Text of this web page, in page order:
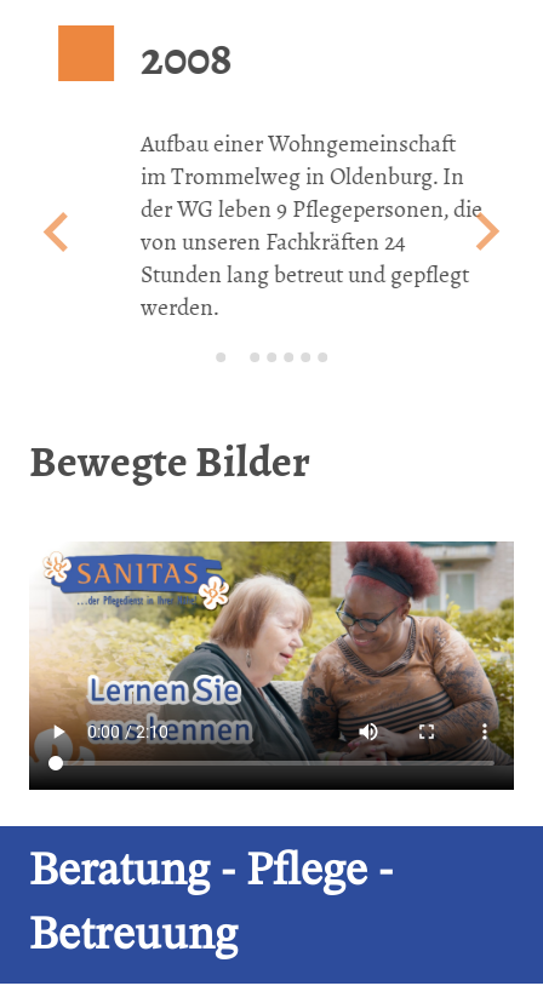
2008
Aufbau einer Wohngemeinschaft
im Trommelweg in Oldenburg. In
der WG leben 9 Pflegepersonen, die
von unseren Fachkräften 24
Stunden lang betreut und gepflegt
werden.
Bewegte Bilder
Beratung - Pflege -
Betreuung